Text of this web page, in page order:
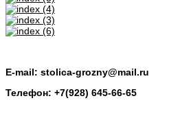
E-mail: stolica-grozny@mail.ru
Телефон: +7(928) 645-66-65